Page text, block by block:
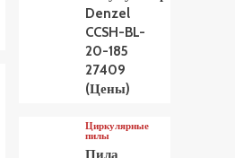
Denzel
CCSH-BL-
20-185
27409
(Цены)
Циркулярные
пилы
Пила